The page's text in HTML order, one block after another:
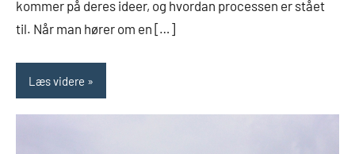
kommer på deres ideer, og hvordan processen er stået
til. Når man hører om en […]
Læs videre